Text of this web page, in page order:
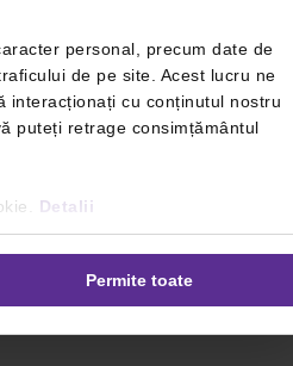
personal, precum date de
de pe site. Acest lucru ne
interacționați cu conținutul nostru
puteți retrage consimțământul
Detalii
Permite toate